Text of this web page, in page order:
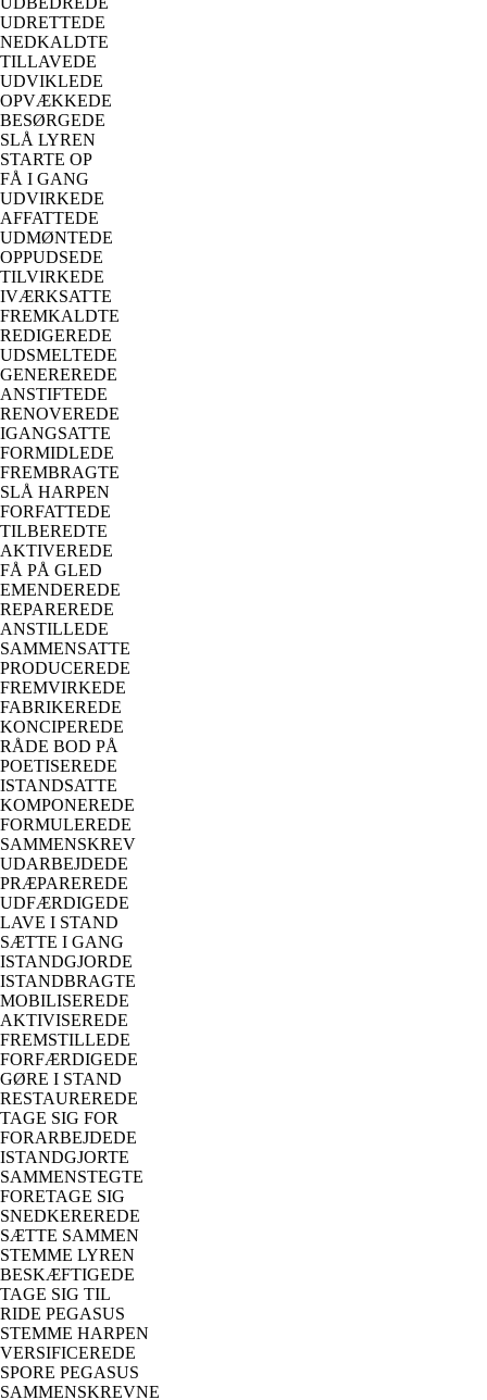
UDRETTEDE
NEDKALDTE
TILLAVEDE
UDVIKLEDE
OPVÆKKEDE
BESØRGEDE
SLÅ LYREN
STARTE OP
FÅ I GANG
UDVIRKEDE
AFFATTEDE
UDMØNTEDE
OPPUDSEDE
TILVIRKEDE
IVÆRKSATTE
FREMKALDTE
REDIGEREDE
UDSMELTEDE
GENEREREDE
ANSTIFTEDE
RENOVEREDE
IGANGSATTE
FORMIDLEDE
FREMBRAGTE
SLÅ HARPEN
FORFATTEDE
TILBEREDTE
AKTIVEREDE
FÅ PÅ GLED
EMENDEREDE
REPAREREDE
ANSTILLEDE
SAMMENSATTE
PRODUCEREDE
FREMVIRKEDE
FABRIKEREDE
KONCIPEREDE
RÅDE BOD PÅ
POETISEREDE
ISTANDSATTE
KOMPONEREDE
FORMULEREDE
SAMMENSKREV
UDARBEJDEDE
PRÆPAREREDE
UDFÆRDIGEDE
LAVE I STAND
SÆTTE I GANG
ISTANDGJORDE
ISTANDBRAGTE
MOBILISEREDE
AKTIVISEREDE
FREMSTILLEDE
FORFÆRDIGEDE
GØRE I STAND
RESTAUREREDE
TAGE SIG FOR
FORARBEJDEDE
ISTANDGJORTE
SAMMENSTEGTE
FORETAGE SIG
SNEDKEREREDE
SÆTTE SAMMEN
STEMME LYREN
BESKÆFTIGEDE
TAGE SIG TIL
RIDE PEGASUS
STEMME HARPEN
VERSIFICEREDE
SPORE PEGASUS
SAMMENSKREVNE